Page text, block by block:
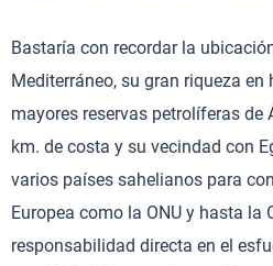
Bastaría con recordar la
Mediterráneo, su gran riqueza
mayores reservas petrolíferas de
km. de costa y su vecindad con
varios países sahelianos para
Europea como la ONU y hasta la
responsabilidad directa en el